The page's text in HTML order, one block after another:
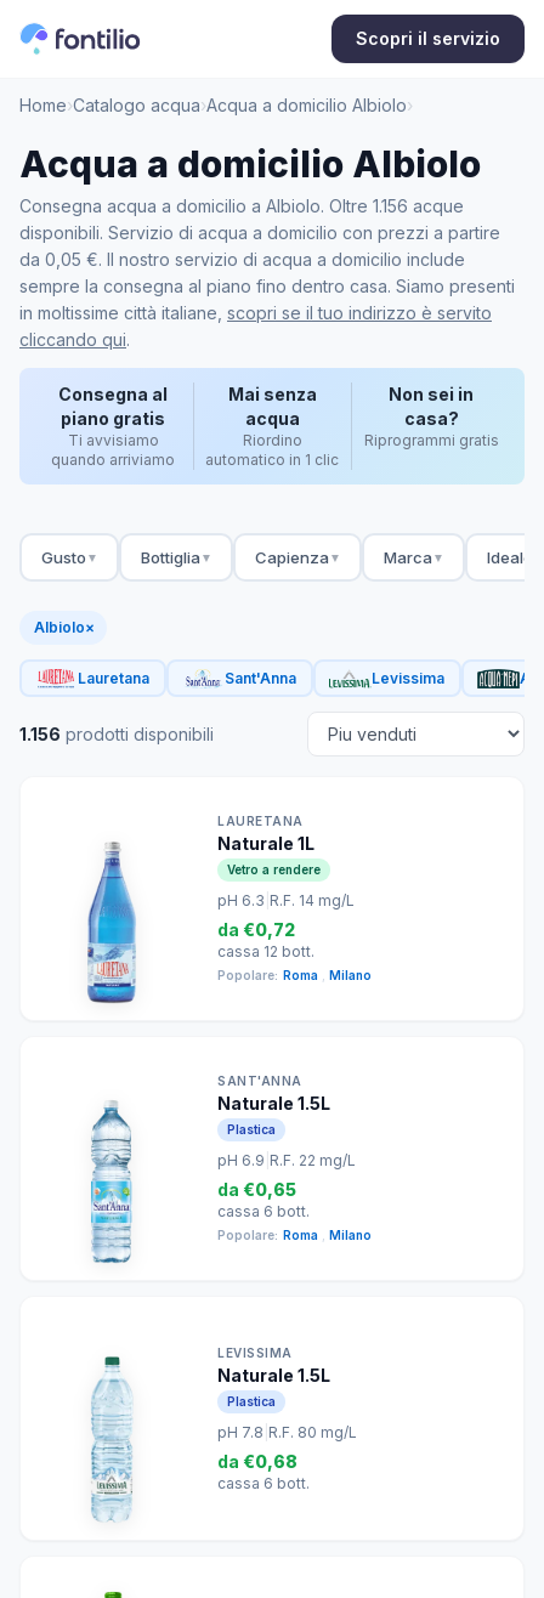
Scopri il servizio
Home›Catalogo acqua›Acqua a domicilio Albiolo›
Acqua a domicilio Albiolo
Consegna acqua a domicilio a Albiolo. Oltre 1.156 acque
disponibili. Servizio di acqua a domicilio con prezzi a partire
da 0,05 €. Il nostro servizio di acqua a domicilio include
sempre la consegna al piano fino dentro casa. Siamo presenti
in moltissime città italiane, scopri se il tuo indirizzo è servito
cliccando qui.
Consegna al
piano gratis
Ti avvisiamo
quando arriviamo
Mai senza
acqua
Riordino
automatico in 1 clic
Non sei in
casa?
Riprogrammi gratis
Gusto ▼ Bottiglia ▼ Capienza ▼ Marca ▼ Ideale
Albiolo×
Lauretana Sant'Anna Levissima
1.156 prodotti disponibili
LAURETANA
Naturale 1L
Vetro a rendere
pH 6.3 R.F. 14 mg/L
da €0,72
cassa 12 bott.
Popolare: Roma Milano
SANT'ANNA
Naturale 1.5L
Plastica
pH 6.9 R.F. 22 mg/L
da €0,65
cassa 6 bott.
Popolare: Roma Milano
LEVISSIMA
Naturale 1.5L
Plastica
pH 7.8 R.F. 80 mg/L
da €0,68
cassa 6 bott.